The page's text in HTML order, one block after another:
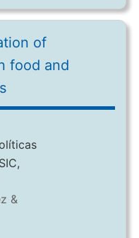
of
food and
&